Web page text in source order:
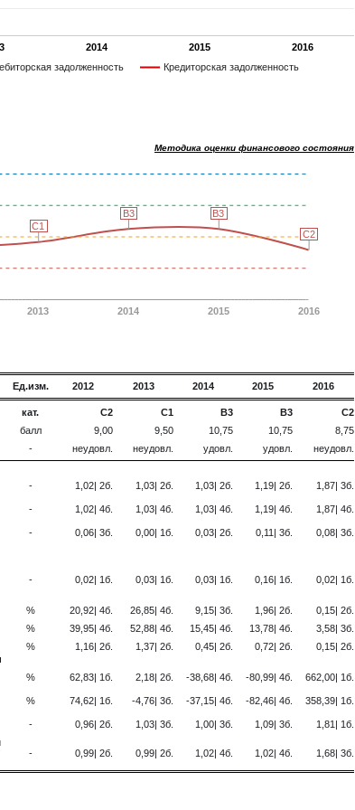
задолженность Кредиторская задолженность
2014 2015 2016
Методика оценки финансового состояния
2013 2014 2015 2016
C1
C1
B3
B3 B3
B3
C2
C2
Ед.изм. 2012 2013 2014 2015
2016
кат. C2 C1 B3 B3
C2
балл 9,00 9,50 10,75 10,75
8,75
- неудовл. неудовл. удовл. удовл.
неудовл.
- 1,02| 2б. 1,03| 2б. 1,03| 2б. 1,19| 2б.
1,87| 3б.
- 1,02| 4б. 1,03| 4б. 1,03| 4б. 1,19| 4б.
1,87| 4б.
- 0,06| 3б. 0,00| 1б. 0,03| 2б. 0,11| 3б.
0,08| 3б.
- 0,02| 1б. 0,03| 1б. 0,03| 1б. 0,16| 1б.
0,02| 1б.
% 20,92| 4б. 26,85| 4б. 9,15| 3б. 1,96| 2б.
0,15| 2б.
% 39,95| 4б. 52,88| 4б. 15,45| 4б. 13,78| 4б.
3,58| 3б.
% 1,16| 2б. 1,37| 2б. 0,45| 2б. 0,72| 2б.
0,15| 2б.
% 62,83| 1б. 2,18| 2б. -38,68| 4б. -80,99| 4б.
662,00| 1б.
% 74,62| 1б. -4,76| 3б. -37,15| 4б. -82,46| 4б.
358,39| 1б.
- 0,96| 2б. 1,03| 3б. 1,00| 3б. 1,09| 3б.
1,81| 1б.
- 0,99| 2б. 0,99| 2б. 1,02| 4б. 1,02| 4б. 1,68| 3б.